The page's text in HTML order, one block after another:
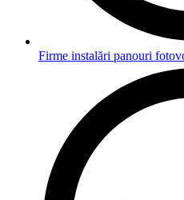
Firme instalări panouri